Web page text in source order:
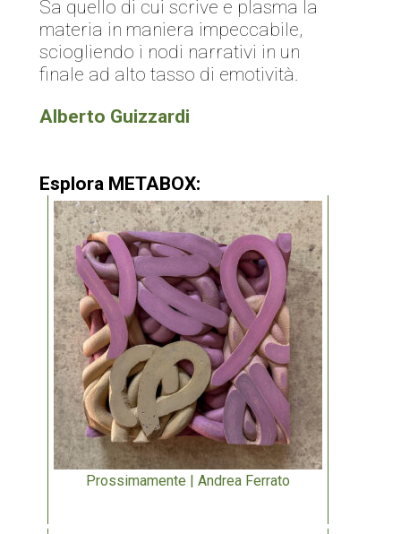
Sa quello di cui scrive e plasma la
materia in maniera impeccabile,
sciogliendo i nodi narrativi in un
finale ad alto tasso di emotività.
Alberto Guizzardi
Esplora METABOX:
Prossimamente | Andrea Ferrato